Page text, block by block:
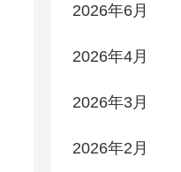
2026年6月
2026年4月
2026年3月
2026年2月